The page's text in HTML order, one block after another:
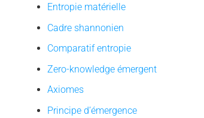
Entropie matérielle
Cadre shannonien
Comparatif entropie
Zero-knowledge émergent
Axiomes
Principe d’émergence